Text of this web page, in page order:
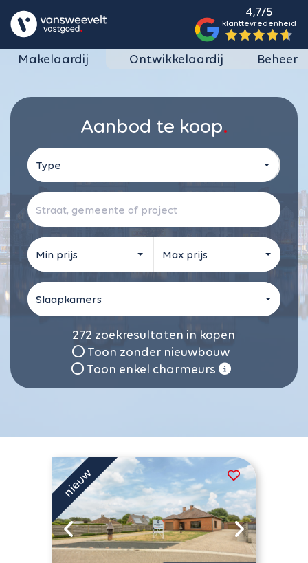
4,7/5
klanttevredenheid
Makelaardij Ontwikkelaardij Beheer
Aanbod te koop
Type
Min prijs Max prijs
Slaapkamers
272 zoekresultaten in kopen
Toon zonder nieuwbouw
Toon enkel charmeurs